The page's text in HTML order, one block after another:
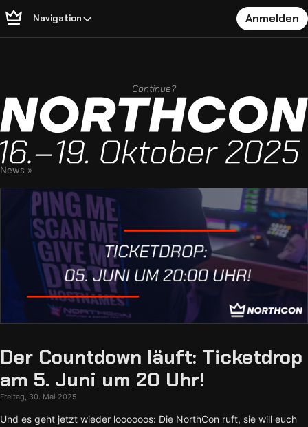
Navigation Anmelden
Continue?
News
Der Countdown läuft: Ticketdrop
am 5. Juni um 20 Uhr!
Freitag, 30. Mai 2025
Und es geht jetzt wieder loooooos: Die NorthCon ruft, sie will euch